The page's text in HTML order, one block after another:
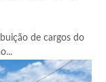
de cargos do